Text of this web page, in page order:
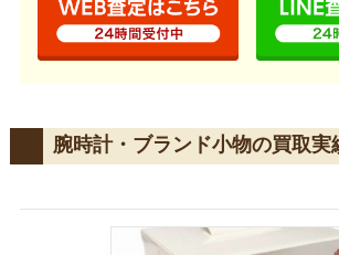
腕時計・ブランド小物の買取実